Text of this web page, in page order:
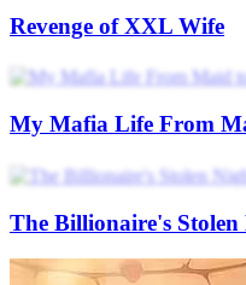
Revenge of XXL Wife